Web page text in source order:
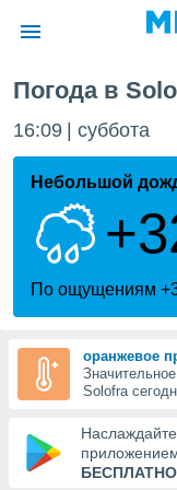
о
Вы можете
к этому
доступ
Погода в
16:09 суббота
Небольшой
По ощущениям
оранжевое
Solofra
БЕСПЛАТНО